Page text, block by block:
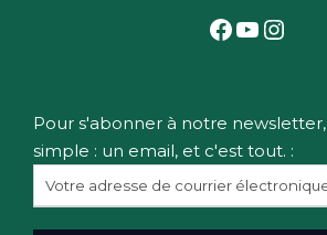
Facebook YouTube Instagram
Pour s'abonner à notre
simple : un email, et c'est tout. :